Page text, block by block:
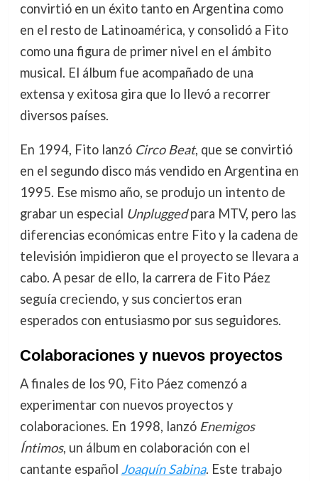
convirtió en un éxito tanto en Argentina como
en el resto de Latinoamérica, y consolidó a Fito
como una figura de primer nivel en el ámbito
musical. El álbum fue acompañado de una
extensa y exitosa gira que lo llevó a recorrer
diversos países.
En 1994, Fito lanzó Circo Beat, que se convirtió
en el segundo disco más vendido en Argentina en
1995. Ese mismo año, se produjo un intento de
grabar un especial Unpluggedpara MTV, pero las
diferencias económicas entre Fito y la cadena de
televisión impidieron que el proyecto se llevara a
cabo. A pesar de ello, la carrera de Fito Páez
seguía creciendo, y sus conciertos eran
esperados con entusiasmo por sus seguidores.
Colaboraciones y nuevos proyectos
A finales de los 90, Fito Páez comenzó a
experimentar con nuevos proyectos y
colaboraciones. En 1998, lanzó Enemigos
Íntimos, un álbum en colaboración con el
cantante español Joaquín Sabina. Este trabajo